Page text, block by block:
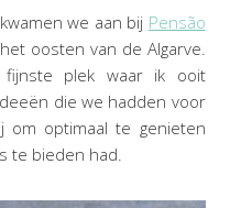
we aan bij Pensão
oosten van de Algarve.
plek waar ik ooit
die we hadden voor
om optimaal te genieten
te bieden had.